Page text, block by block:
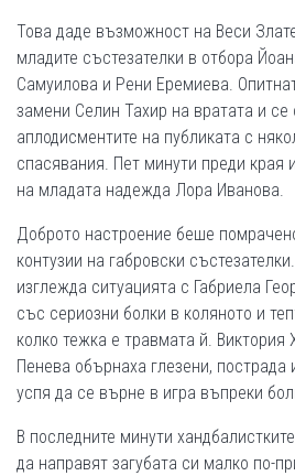
Това даде възможност на Веси
младите състезателки в отбора
Самуилова и Рени Еремиева.
замени Селин Тахир на вратата и се
аплодисментите на публиката с
спасявания. Пет минути преди края
на младата надежда Лора Иванова.
Доброто настроение беше
контузии на габровски
изглежда ситуацията с Габриела
със сериозни болки в коляното и
колко тежка е травмата й. Виктория
Пенева обърнаха глезени, пострада
успя да се върне в игра въпреки
В последните минути
да направят загубата си малко по­-